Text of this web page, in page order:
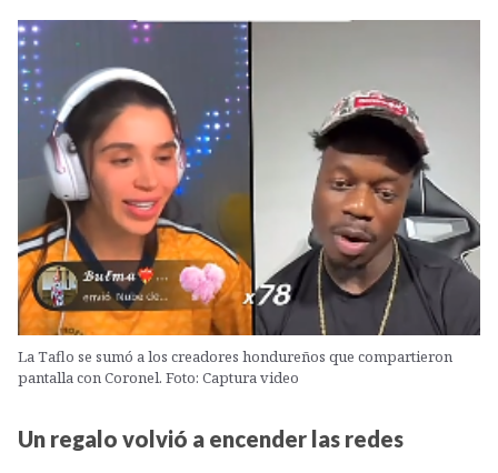
La Taflo se sumó a los creadores hondureños que compartieron
pantalla con Coronel. Foto: Captura video
Un regalo volvió a encender las redes